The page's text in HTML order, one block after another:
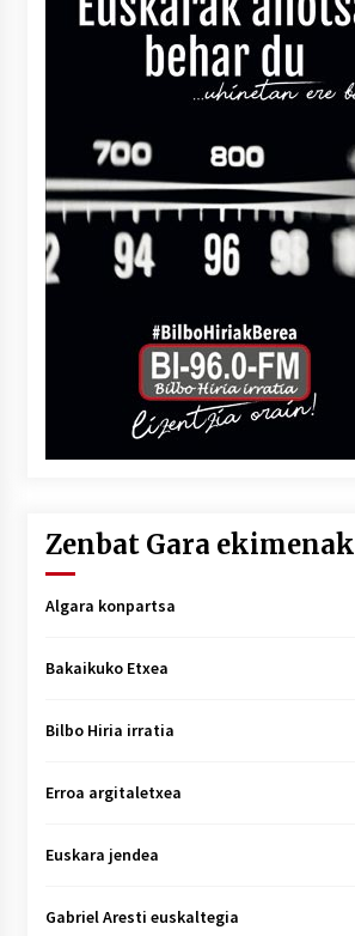
Zenbat Gara ekimenak
Algara konpartsa
Bakaikuko Etxea
Bilbo Hiria irratia
Erroa argitaletxea
Euskara jendea
Gabriel Aresti euskaltegia